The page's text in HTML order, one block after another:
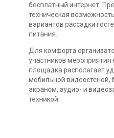
бесплатный интернет.
техническая
вариантов рассадки
питания.
Для комфорта
участников
площадка располагает
мобильной видеостеной,
экраном, аудио- и
техникой.